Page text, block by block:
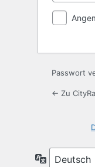
Passwort
← Zu
Sprache